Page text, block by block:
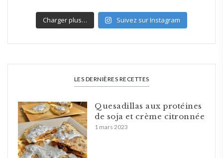
Charger plus… Suivez sur Instagram
LES DERNIÈRES RECETTES
Quesadillas aux protéines
de soja et crème citronnée
1 mars 2023